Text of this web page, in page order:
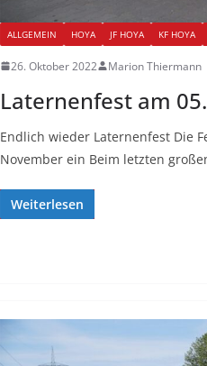
ALLGEMEIN HOYA JF HOYA KF HOYA
26. Oktober 2022 Marion Thiermann
Laternenfest am
Endlich wieder Laternenfest Die
November ein Beim letzten
Weiterlesen